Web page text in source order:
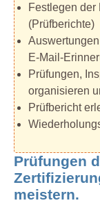
Festlegen der
(Prüfberichte)
E-Mail-
Prüfungen,
organisieren
Prüfbericht
Prüfungen
meistern.